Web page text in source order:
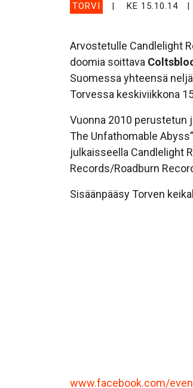
TORVI KE 15.10.14
Arvostetulle Candlelight
doomia soittava
Suomessa yhteensä
Torvessa keskiviikkona
Vuonna 2010 perustetun
The Unfathomable
julkaisseella Candlelight
Records/Roadburn
Sisäänpääsy Torven
www.facebook.com/